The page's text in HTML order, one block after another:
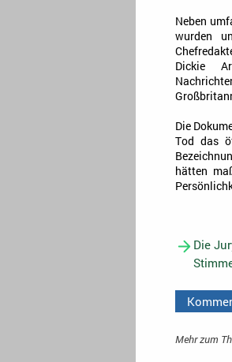
Neben
wurden
Dickie
Die
Tod das
hätten
Die
Mehr zum